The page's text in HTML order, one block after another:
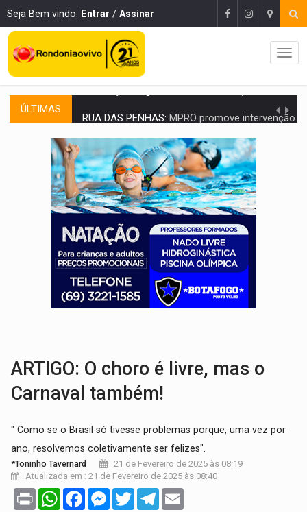
Seja Bem vindo. Entrar / Assinar
ÚLTIMAS MPRO promove intervenção artística pelos
PEDIDO DE PROVIDÊNCIA:Erosão ameaça acesso a bairros às margens do
ELEIÇÕES 2026:Policial candidato a deputado federal do PL declara
Publicação Legal:AVISO DE LICITAÇÃO: PREGÃO ELETRÔNICO N.°
NO CASTANHEIRA: Denúncia de 'tribunal do crime' leva PM a prender
NO FLAGRA: 'Churrasco' e comparsas do CV são presos com moto
URGENTE:Homem é baleado após apontar arma para
GRAVE:Homem é esfaqueado no peito durante briga
ARTIGO: O choro é livre, mas o
Carnaval também!
" Como se o Brasil só tivesse problemas porque, uma vez por
ano, resolvemos coletivamente ser felizes".
*Toninho Tavernard
21 de Fevereiro de 2025 às 08:19
Atualizada em : 21 de Fevereiro de 2025 às 08:40
Print WhatsAppFacebookMessenger
TwitterTelegram